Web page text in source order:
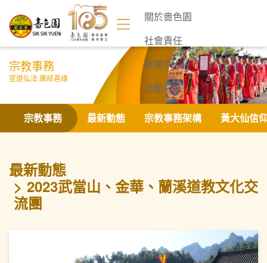
關於嗇色園
社會責任
新聞中心
活動日誌
聯絡我們
宗教事務
宣道弘法 廣結善緣
宗教事務 最新動態 宗教事務架構 黃大仙信
最新動態
2023武當山、金華、蘭溪道教文化交
流團